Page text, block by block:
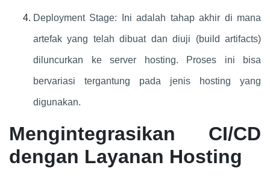
Deployment Stage: Ini adalah tahap akhir di mana
artefak yang telah dibuat dan diuji (build artifacts)
diluncurkan ke server hosting. Proses ini bisa
bervariasi tergantung pada jenis hosting yang
digunakan.
Mengintegrasikan CI/CD
dengan Layanan Hosting